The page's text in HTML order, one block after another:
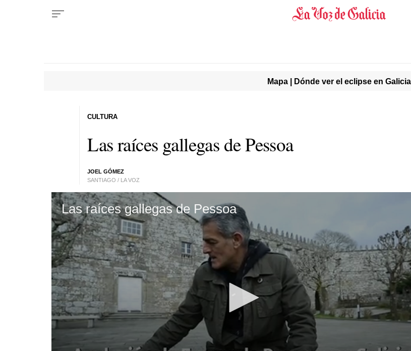
Mapa | Dónde ver el eclipse en Galicia
Las raíces gallegas de Pessoa
JOEL GÓMEZ
SANTIAGO / LA VOZ
CULTURA
Las raíces gallegas de Pessoa